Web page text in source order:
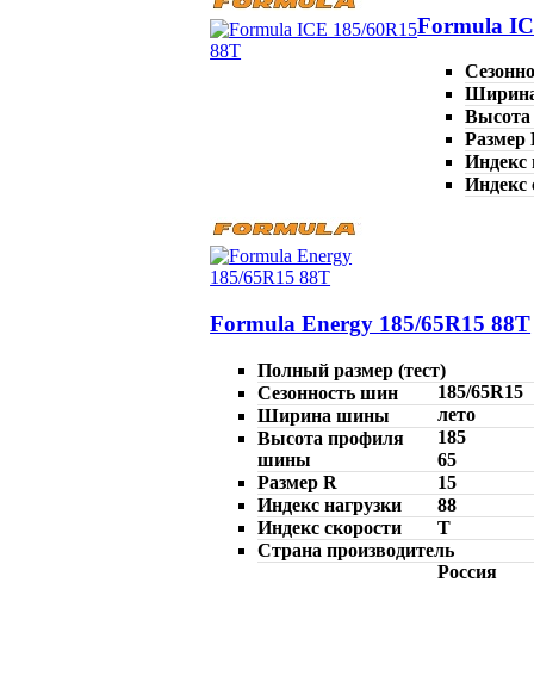
Formula
Размер
Индекс
Индекс
Formula Energy 185/65R15 88T
Полный размер (тест)
185/65R15
Сезонность шин
лето
Ширина шины
185
Высота профиля
шины
65
Размер R
15
Индекс нагрузки
88
Индекс скорости
T
Страна производитель
Россия